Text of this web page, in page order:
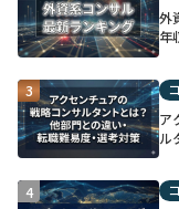
外
年
3
ア
ル
4